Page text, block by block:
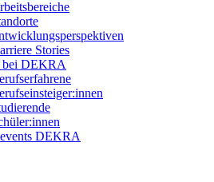
Stories
bei DEKRA
DEKRA